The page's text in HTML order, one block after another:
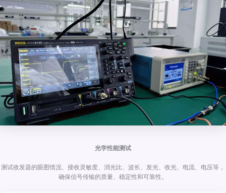
光学性能测试
测试收发器的眼图情况、接收灵敏度、消光比、波长、发光、收光、电流、电压等，
确保信号传输的质量、稳定性和可靠性。